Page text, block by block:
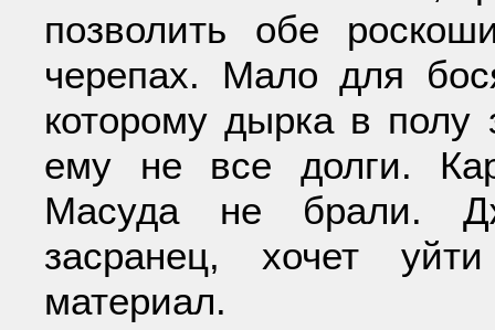
позволить обе
черепах. Мало для
которому дырка в полу
ему не все долги.
Масуда не брали.
засранец, хочет
материал.